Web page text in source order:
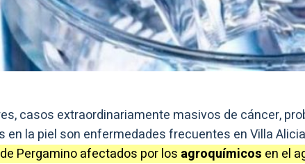
casos extraordinariamente masivos de cáncer,
en la piel son enfermedades frecuentes en Villa
Pergamino afectados por los agroquímicos en el